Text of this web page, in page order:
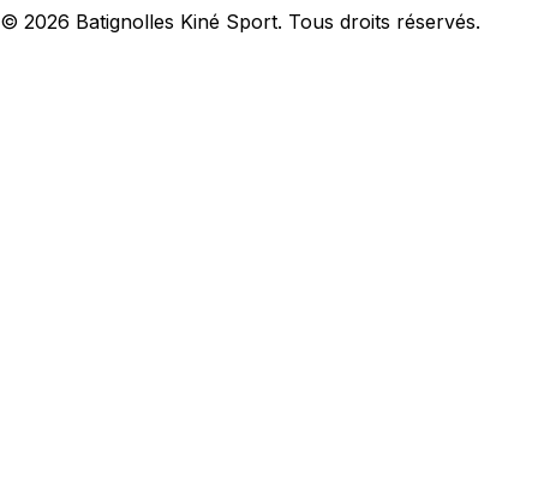
© 2026 Batignolles Kiné Sport. Tous droits réservés.